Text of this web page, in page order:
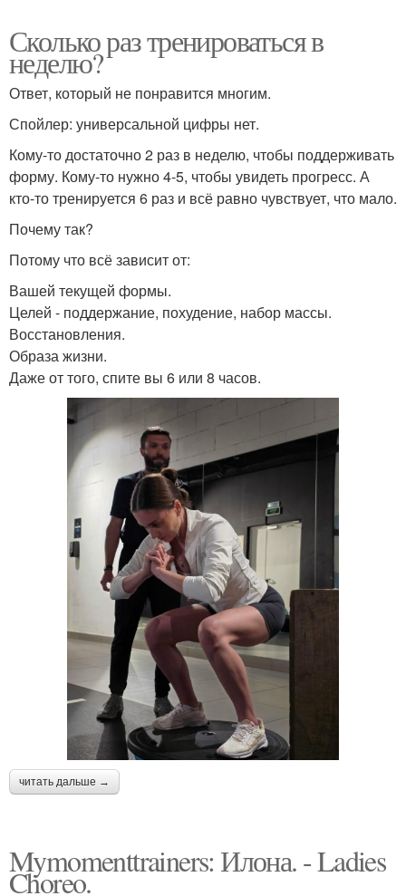
Сколько раз тренироваться в
неделю?
Ответ, который не понравится многим.
Спойлер: универсальной цифры нет.
Кому-то достаточно 2 раз в неделю, чтобы поддерживать
форму. Кому-то нужно 4-5, чтобы увидеть прогресс. А
кто-то тренируется 6 раз и всё равно чувствует, что мало.
Почему так?
Потому что всё зависит от:
Вашей текущей формы.
Целей - поддержание, похудение, набор массы.
Восстановления.
Образа жизни.
Даже от того, спите вы 6 или 8 часов.
читать дальше →
Mymomenttrainers: Илона. - Ladies
Choreo.